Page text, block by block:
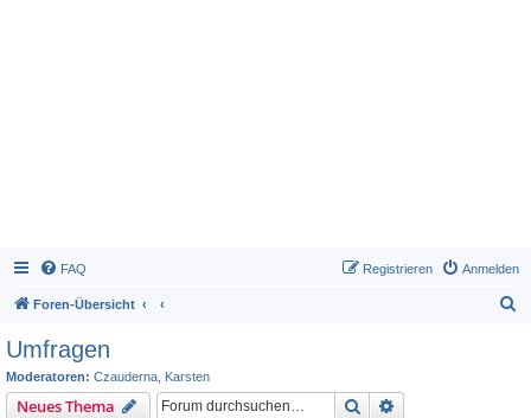
FAQ Anmelden
Registrieren
Foren-Übersicht
Umfragen
Moderatoren: Czauderna Karsten
Neues Thema Suche